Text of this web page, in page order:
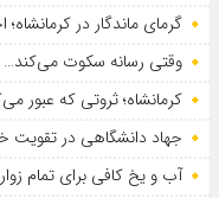
گرمای ماندگار در
وقتی رسانه سکوت می‌کند…
کرمانشاه؛ ثروتی که عبور
جهاد دانشگاهی در تقویت
آب و یخ کافی برای تمام